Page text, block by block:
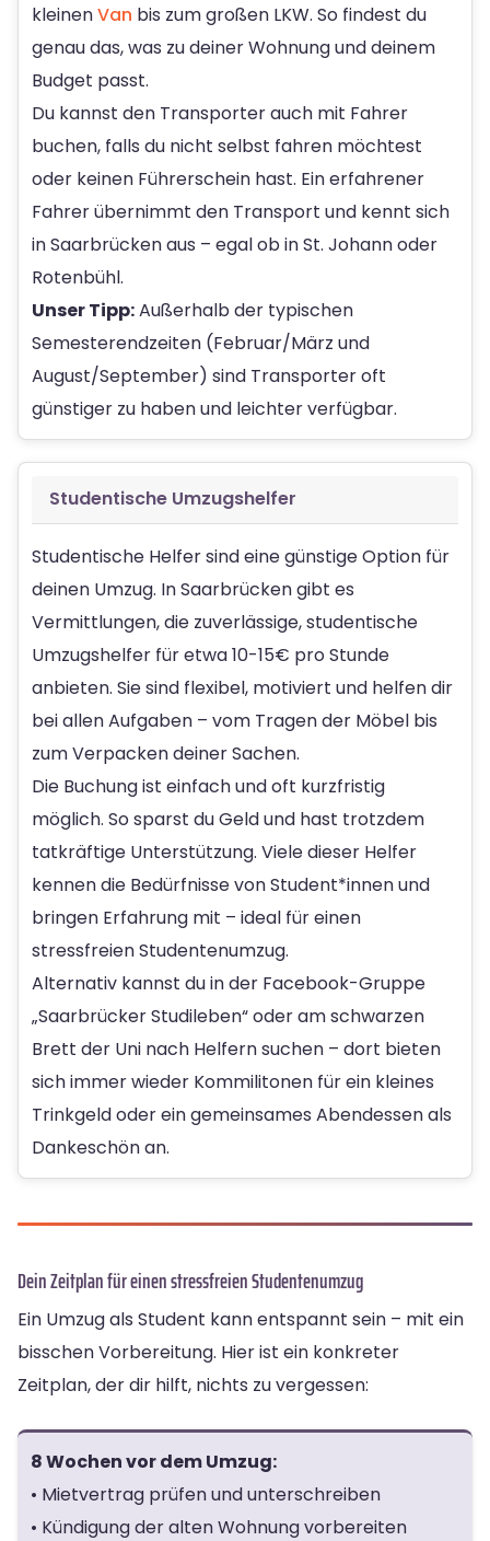
kleinenVan bis zum großen LKW. So findest du
genau das, was zu deiner Wohnung und deinem
Budget passt.
Du kannst den Transporter auch mit Fahrer
buchen, falls du nicht selbst fahren möchtest
oder keinen Führerschein hast. Ein erfahrener
Fahrer übernimmt den Transport und kennt sich
in Saarbrücken aus – egal ob in St. Johann oder
Rotenbühl.
Unser Tipp:Außerhalb der typischen
Semesterendzeiten (Februar/März und
August/September) sind Transporter oft
günstiger zu haben und leichter verfügbar.
Studentische Umzugshelfer
Studentische Helfer sind eine günstige Option für
deinen Umzug. In Saarbrücken gibt es
Vermittlungen, die zuverlässige, studentische
Umzugshelfer für etwa 10-15€ pro Stunde
anbieten. Sie sind flexibel, motiviert und helfen dir
bei allen Aufgaben – vom Tragen der Möbel bis
zum Verpacken deiner Sachen.
Die Buchung ist einfach und oft kurzfristig
möglich. So sparst du Geld und hast trotzdem
tatkräftige Unterstützung. Viele dieser Helfer
kennen die Bedürfnisse von Student*innen und
bringen Erfahrung mit – ideal für einen
stressfreien Studentenumzug.
Alternativ kannst du in der Facebook-Gruppe
„Saarbrücker Studileben“ oder am schwarzen
Brett der Uni nach Helfern suchen – dort bieten
sich immer wieder Kommilitonen für ein kleines
Trinkgeld oder ein gemeinsames Abendessen als
Dankeschön an.
Dein Zeitplan für einen stressfreien Studentenumzug
Ein Umzug als Student kann entspannt sein – mit ein
bisschen Vorbereitung. Hier ist ein konkreter
Zeitplan, der dir hilft, nichts zu vergessen:
8 Wochen vor dem Umzug:
• Mietvertrag prüfen und unterschreiben
• Kündigung der alten Wohnung vorbereiten